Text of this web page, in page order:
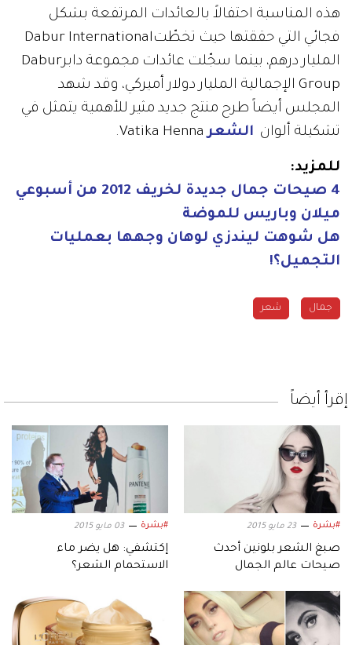
هذه المناسبة احتفالاً بالعائدات المرتفعة بشكل
فجائي التي حققتها حيث تخطّتDabur International
المليار درهم، بينما سجّلت عائدات مجموعة دابرDabur
Group الإجمالية المليار دولار أميركي، وقد شهد
المجلس أيضاً طرح منتج جديد مثير للأهمية يتمثل في
تشكيلة ألوان الشعرVatika Henna.
للمزيد:
4 صيحات جمال جديدة لخريف 2012 من أسبوعي
ميلان وباريس للموضة
هل شوهت ليندزي لوهان وجهها بعمليات
التجميل؟!
جمال شعر
إقرأ أيضاً
#بشرة 23 مايو 2015
صبغ الشعر بلونين أحدث
صيحات عالم الجمال
#بشرة 03 مايو 2015
إكتشفي: هل يضر ماء
الاستحمام الشعر؟